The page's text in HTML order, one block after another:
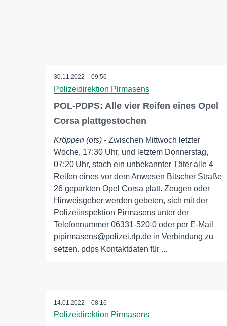
30.11.2022 – 09:56
Polizeidirektion Pirmasens
POL-PDPS: Alle vier Reifen eines Opel
Corsa plattgestochen
Kröppen (ots) - Zwischen Mittwoch letzter
Woche, 17:30 Uhr, und letztem Donnerstag,
07:20 Uhr, stach ein unbekannter Täter alle 4
Reifen eines vor dem Anwesen Bitscher Straße
26 geparkten Opel Corsa platt. Zeugen oder
Hinweisgeber werden gebeten, sich mit der
Polizeiinspektion Pirmasens unter der
Telefonnummer 06331-520-0 oder per E-Mail
pipirmasens@polizei.rlp.de in Verbindung zu
setzen. pdps Kontaktdaten für ...
14.01.2022 – 08:16
Polizeidirektion Pirmasens